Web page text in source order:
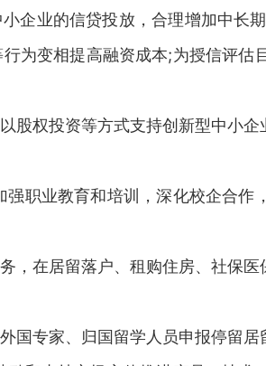
企业的信贷投放，合理增加中长
为变相提高融资成本;为授信评
股权投资等方式支持创新型中小
职业教育和培训，深化校企合
，在居留落户、租购住房、社保
专家、归国留学人员申报停留居